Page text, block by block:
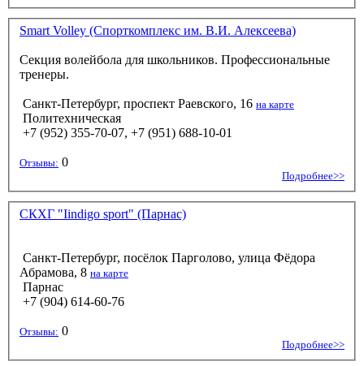
Smart Volley (Спорткомплекс им. В.И. Алексеева)
Секция волейбола для школьников. Профессиональные
тренеры.
Санкт-Петербург, проспект Раевского, 16 на карте
Политехническая
+7 (952) 355-70-07, +7 (951) 688-10-01
Отзывы: 0
Подробнее>>
СКХГ "Iindigo sport" (Парнас)
Санкт-Петербург, посёлок Парголово, улица Фёдора
Абрамова, 8 на карте
Парнас
+7 (904) 614-60-76
Отзывы: 0
Подробнее>>